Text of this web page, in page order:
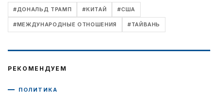
#ДОНАЛЬД ТРАМП #КИТАЙ #США
#МЕЖДУНАРОДНЫЕ ОТНОШЕНИЯ #ТАЙВАНЬ
РЕКОМЕНДУЕМ
ПОЛИТИКА